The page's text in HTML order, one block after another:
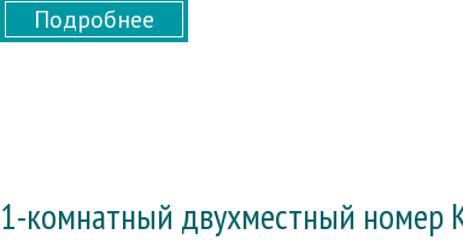
Подробнее
1-комнатный двухместный номер